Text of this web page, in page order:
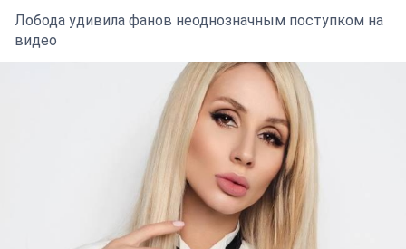
Лобода удивила фанов неоднозначным поступком на
видео